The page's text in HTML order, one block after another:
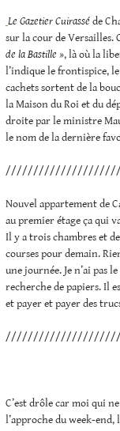
Le Gazetier Cuirasséde
sur la cour de Versailles.
de la Bastille », là où la
l’indique le frontispice,
cachets sortent de la
la Maison du Roi et du
droite par le ministre
le nom de la dernière
Nouvel appartement de
au premier étage ça qui
Il y a trois chambres et
courses pour demain.
une journée. Je n’ai pas
recherche de papiers. Il
et payer et payer des
C’est drôle car moi qui
l’approche du week-end,